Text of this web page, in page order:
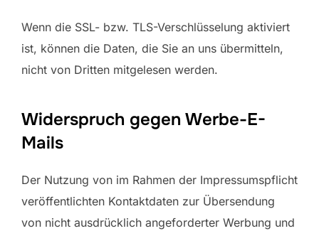
Wenn die SSL- bzw. TLS-Verschlüsselung aktiviert
ist, können die Daten, die Sie an uns übermitteln,
nicht von Dritten mitgelesen werden.
Widerspruch gegen Werbe-E-
Mails
Der Nutzung von im Rahmen der Impressumspflicht
veröffentlichten Kontaktdaten zur Übersendung
von nicht ausdrücklich angeforderter Werbung und